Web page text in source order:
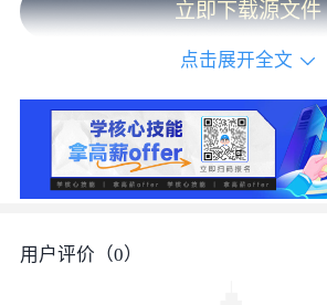
立即下载源文件
点击展开全文
用户评价（0）